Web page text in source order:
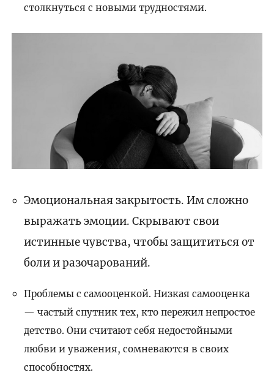
столкнуться с новыми трудностями.
Эмоциональная закрытость. Им сложно
выражать эмоции. Скрывают свои
истинные чувства, чтобы защититься от
боли и разочарований.
Проблемы с самооценкой. Низкая самооценка
— частый спутник тех, кто пережил непростое
детство. Они считают себя недостойными
любви и уважения, сомневаются в своих
способностях.